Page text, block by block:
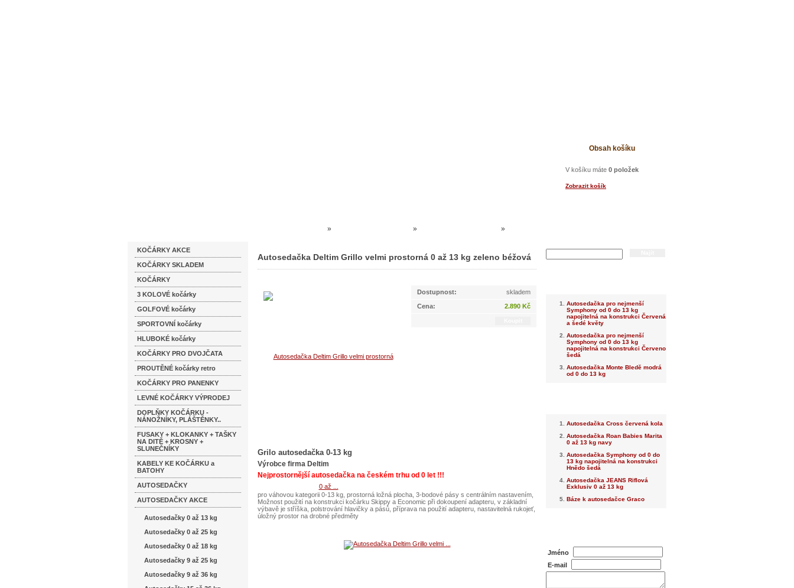
Obsah košíku
V košíku máte 0 položek
Zobrazit košík
KOČÁRKY AKCE
KOČÁRKY SKLADEM
KOČÁRKY
3 KOLOVÉ kočárky
GOLFOVÉ kočárky
SPORTOVNÍ kočárky
HLUBOKÉ kočárky
KOČÁRKY PRO DVOJČATA
PROUTĚNÉ kočárky retro
KOČÁRKY PRO PANENKY
LEVNÉ KOČÁRKY VÝPRODEJ
DOPLŇKY KOČÁRKU -
NÁNOŽNÍKY, PLÁŠTĚNKY..
FUSAKY + KLOKANKY + TAŠKY
NA DITĚ + KROSNY +
SLUNEČNÍKY
KABELY KE KOČÁRKU a
BATOHY
AUTOSEDAČKY
AUTOSEDAČKY AKCE
Autosedačky 0 až 13 kg
Autosedačky 0 až 25 kg
Autosedačky 0 až 18 kg
Autosedačky 9 až 25 kg
Autosedačky 9 až 36 kg
» » »
Autosedačka Deltim Grillo velmi prostorná 0 až 13 kg zeleno béžová
Autosedačka Deltim Grillo velmi prostorná 0 až 13 kg zeleno béžová
Dostupnost:
skladem
Cena:
2.890 Kč
Grilo autosedačka 0-13 kg
Výrobce firma Deltim
Nejprostornější autosedačka na českém trhu od 0 let !!!
pro váhovou kategorii 0-13 kg, prostorná ložná plocha, 3-bodové pásy s centrálním nastavením,
Možnost použití na konstrukci kočárku Skippy a Economic při dokoupení adapteru, v základní
výbavě je stříška, polstrování hlavičky a pásů, příprava na použití adapteru, nastavitelná rukojeť,
úložný prostor na drobné předměty
Autosedačka pro nejmenší
Symphony od 0 do 13 kg
napojitelná na konstrukci Červená
a šedé květy
Autosedačka pro nejmenší
Symphony od 0 do 13 kg
napojitelná na konstrukci Červeno
šedá
Autosedačka Monte Bledě modrá
od 0 do 13 kg
Autosedačka Cross červená kola
Autosedačka Roan Babies Marita
0 až 13 kg navy
Autosedačka Symphony od 0 do
13 kg napojitelná na konstrukci
Hnědo šedá
Autosedačka JEANS Riflová
Exklusiv 0 až 13 kg
Báze k autosedačce Graco
Jméno
E-mail